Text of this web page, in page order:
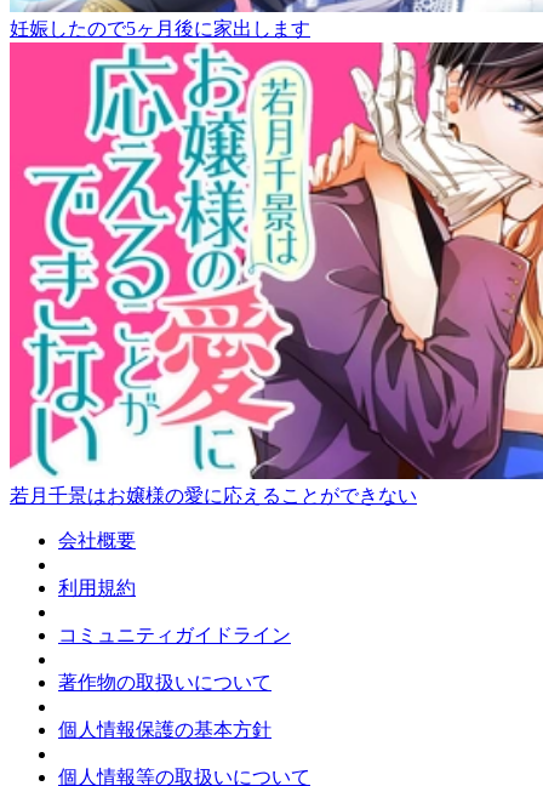
妊娠したので5ヶ月後に家出します
若月千景はお嬢様の愛に応えることができない
会社概要
利用規約
コミュニティガイドライン
著作物の取扱いについて
個人情報保護の基本方針
個人情報等の取扱いについて